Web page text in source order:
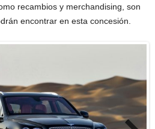
recambios y merchandising, son
encontrar en esta concesión.